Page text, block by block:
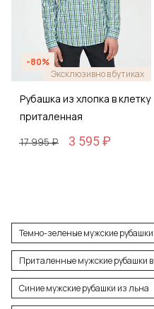
-80%
Эксклюзивно в бутиках
Рубашка из хлопка в клетку
приталенная
17 995 ₽
3 595 ₽
Темно-зеленые мужские рубашки
Приталенные мужские рубашки в
Синие мужские рубашки из льна